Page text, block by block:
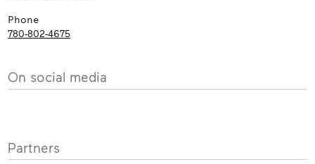
Phone
780-802-4675
On social media
Partners